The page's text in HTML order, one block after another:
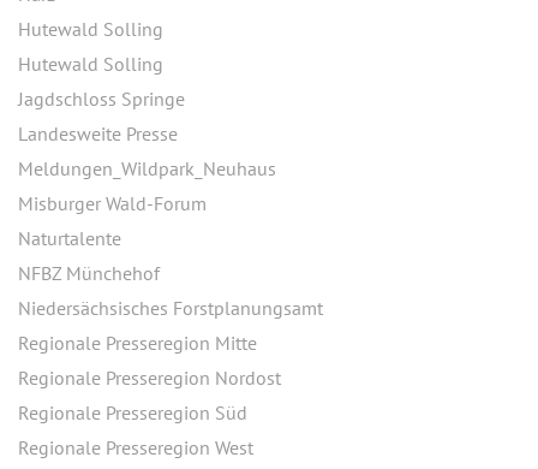
Hutewald Solling
Hutewald Solling
Jagdschloss Springe
Landesweite Presse
Meldungen_Wildpark_Neuhaus
Misburger Wald-Forum
Naturtalente
NFBZ Münchehof
Niedersächsisches Forstplanungsamt
Regionale Presseregion Mitte
Regionale Presseregion Nordost
Regionale Presseregion Süd
Regionale Presseregion West